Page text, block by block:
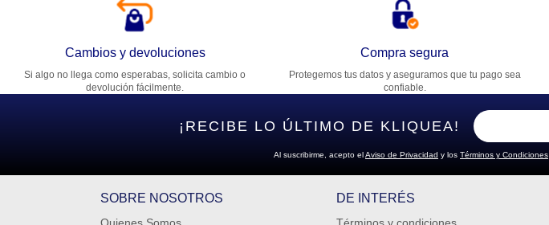
Dirección de email
Escribe un comentario
Cambios y devoluciones
Si algo no llega como esperabas, solicita cambio o
devolución fácilmente.
Compra segura
Protegemos tus datos y aseguramos que tu pago sea
confiable.
¡RECIBE LO ÚLTIMO DE KLIQUEA!
Al suscribirme, acepto elAviso de Privacidad y los Términos y Condiciones
SOBRE NOSOTROS DE INTERÉS